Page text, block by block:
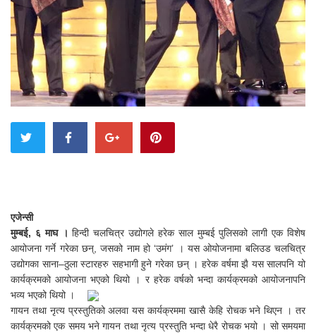
एजेन्सी
मुम्बई, ६ माघ ।हिन्दी चलचित्र उद्योगले हरेक साल मुम्बई पुलिसको लागी एक विशेष
आयोजना गर्ने गरेका छन्, जसको नाम हो ‘उमंग’ । यस ओयोजनामा बलिउड चलचित्र
उद्योगका साना–ठुला स्टारहरु सहभागी हुने गरेका छन् । हरेक वर्षमा झै यस सालपनि यो
कार्यक्रमको आयोजना भएको थियो । र हरेक वर्षको भन्दा कार्यक्रमको आयोजनापनि
भव्य भएको थियो ।
गायन तथा नृत्य प्रस्तुतिको अलवा यस कार्यक्रममा खासै केहि रोचक भने थिएन । तर
कार्यक्रमको एक समय भने गायन तथा नृत्य प्रस्तुति भन्दा धेरै रोचक भयो । सो समयमा